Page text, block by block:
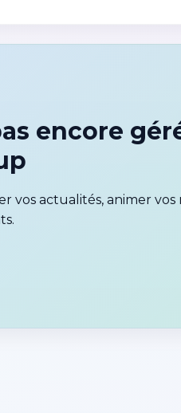
encore
vos actualités, animer vos